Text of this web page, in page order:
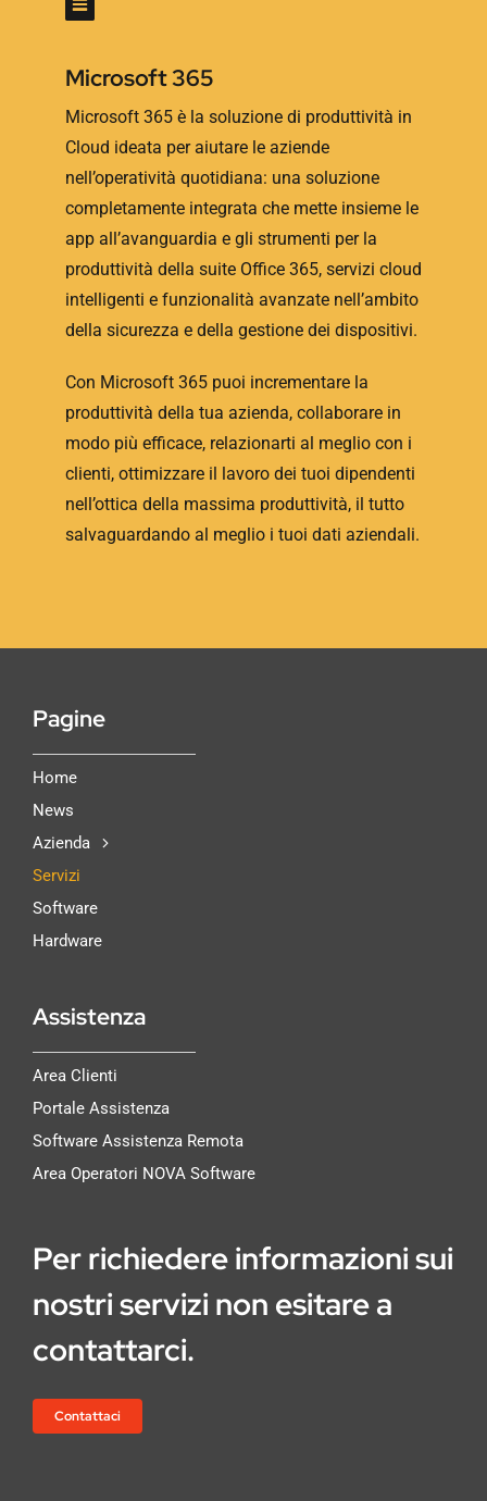
Microsoft 365
Microsoft 365 è la soluzione di produttività in
Cloud ideata per aiutare le aziende
nell’operatività quotidiana: una soluzione
completamente integrata che mette insieme le
app all’avanguardia e gli strumenti per la
produttività della suite Office 365, servizi cloud
intelligenti e funzionalità avanzate nell’ambito
della sicurezza e della gestione dei dispositivi.
Con Microsoft 365 puoi incrementare la
produttività della tua azienda, collaborare in
modo più efficace, relazionarti al meglio con i
clienti, ottimizzare il lavoro dei tuoi dipendenti
nell’ottica della massima produttività, il tutto
salvaguardando al meglio i tuoi dati aziendali.
Pagine
Home
News
Azienda
Servizi
Software
Hardware
Assistenza
Area Clienti
Portale Assistenza
Software Assistenza Remota
Area Operatori NOVA Software
Per richiedere informazioni sui
nostri servizi non esitare a
contattarci.
Contattaci